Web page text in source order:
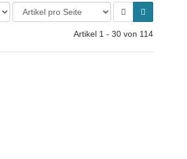
Artikel 1 - 30 von 114